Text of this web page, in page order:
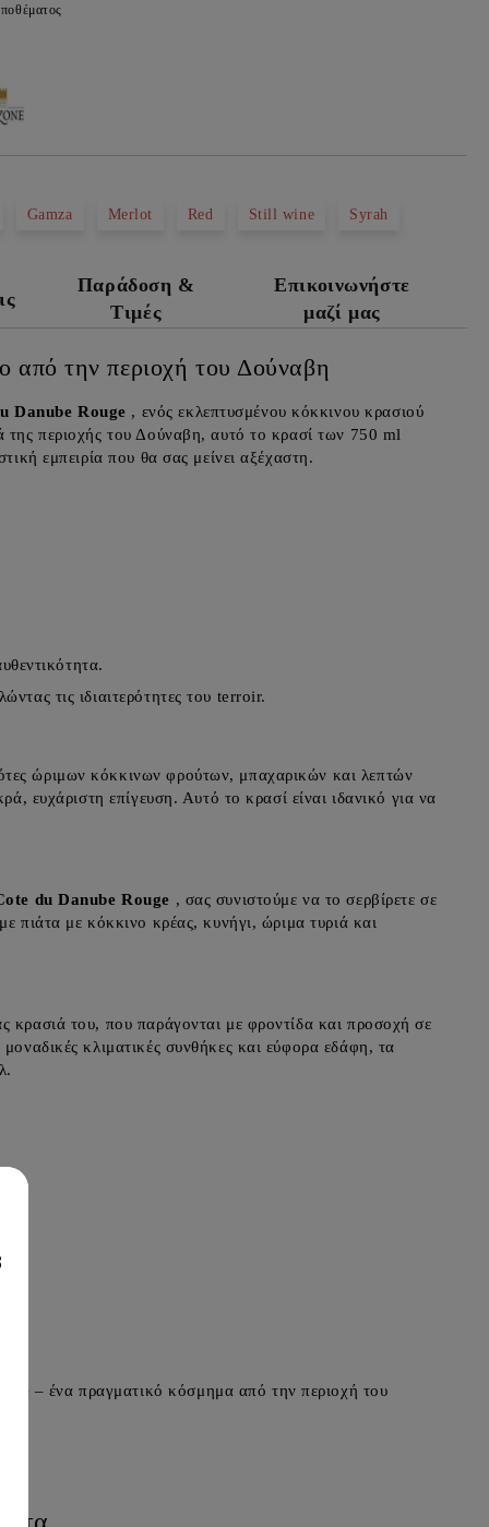
Gamza Merlot Red Still wine Syrah
Παράδοση &
Τιμές
Επικοινωνήστε
μαζί μας
την περιοχή του Δούναβη
Danube Rouge , ενός εκλεπτυσμένου κόκκινου κρασιού
περιοχής του Δούναβη, αυτό το κρασί των 750 ml
εμπειρία που θα σας μείνει αξέχαστη.
τις ιδιαιτερότητες του terroir.
ώριμων κόκκινων φρούτων, μπαχαρικών και λεπτών
ευχάριστη επίγευση. Αυτό το κρασί είναι ιδανικό για να
du Danube Rouge , σας συνιστούμε να το σερβίρετε σε
πιάτα με κόκκινο κρέας, κυνήγι, ώριμα τυριά και
κρασιά του, που παράγονται με φροντίδα και προσοχή σε
κλιματικές συνθήκες και εύφορα εδάφη, τα
– ένα πραγματικό κόσμημα από την περιοχή του